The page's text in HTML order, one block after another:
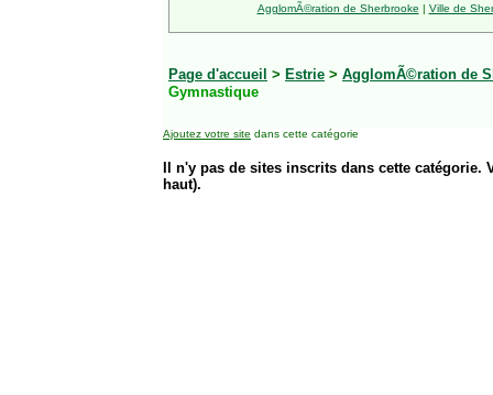
AgglomÃ©ration de Sherbrooke | Ville de
Page d'accueil > Estrie > AgglomÃ©ration de
Gymnastique
Ajoutez votre site dans cette catégorie
Il n'y pas de sites inscrits dans cette
haut).